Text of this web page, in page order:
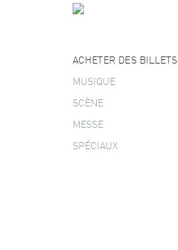
ACHETER DES BILLETS
MUSIQUE
SCÈNE
MESSE
SPÉCIAUX